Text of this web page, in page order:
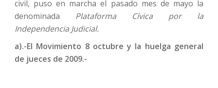
civil, puso en marcha el pasado mes de mayo la
denominada Plataforma Cívica por la
Independencia Judicial.
a).-El Movimiento 8 octubre y la huelga general
de jueces de 2009.-